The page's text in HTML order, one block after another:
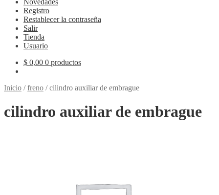
Novedades
Registro
Restablecer la contraseña
Salir
Tienda
Usuario
$ 0,00 0 productos
Inicio /freno /cilindro auxiliar de embrague
cilindro auxiliar de embrague